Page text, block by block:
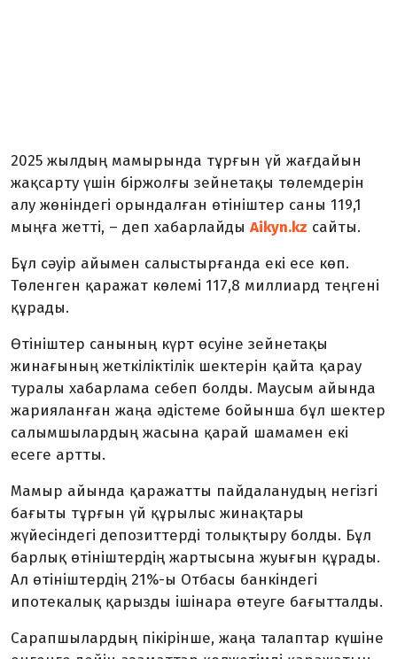
2025 жылдың мамырында тұрғын үй жағдайын
жақсарту үшін біржолғы зейнетақы төлемдерін
алу жөніндегі орындалған өтініштер саны 119,1
мыңға жетті, – деп хабарлайды Aikyn.kz сайты.
Бұл сәуір айымен салыстырғанда екі есе көп.
Төленген қаражат көлемі 117,8 миллиард теңгені
құрады.
Өтініштер санының күрт өсуіне зейнетақы
жинағының жеткіліктілік шектерін қайта қарау
туралы хабарлама себеп болды. Маусым айында
жарияланған жаңа әдістеме бойынша бұл шектер
салымшылардың жасына қарай шамамен екі
есеге артты.
Мамыр айында қаражатты пайдаланудың негізгі
бағыты тұрғын үй құрылыс жинақтары
жүйесіндегі депозиттерді толықтыру болды. Бұл
барлық өтініштердің жартысына жуығын құрады.
Ал өтініштердің 21%-ы Отбасы банкіндегі
ипотекалық қарызды ішінара өтеуге бағытталды.
Сарапшылардың пікірінше, жаңа талаптар күшіне